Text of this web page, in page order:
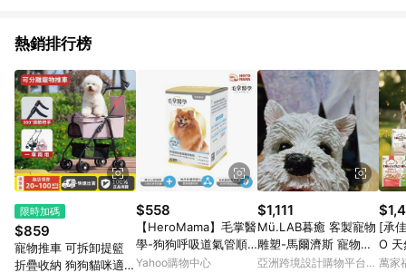
熱銷排行榜
限時加碼
$859
寵物推車 可拆卸提籃
折疊收納 狗狗貓咪適用
$558
【HeroMama】毛掌醫
學-狗狗呼吸道氣管順
暢保養粉50g/氣管保養
Yahoo購物中心
$1,111
Mü.LAB暮癒 客製寵物
雕塑-馬爾濟斯 寵物客
製 寵物訂做 寵物紀念
亞洲跨境設計購物平台
[承
O 天
美毛
萬家